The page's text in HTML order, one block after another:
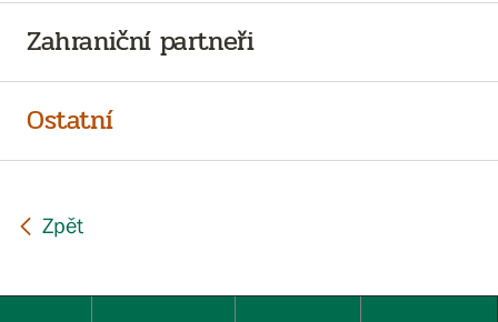
Zahraniční partneři
Ostatní